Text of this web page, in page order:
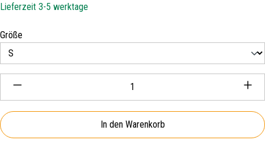
Lieferzeit 3-5 werktage
Größe
Produkt Anzahl: Gib den gewünschten Wert ein oder
In den Warenkorb